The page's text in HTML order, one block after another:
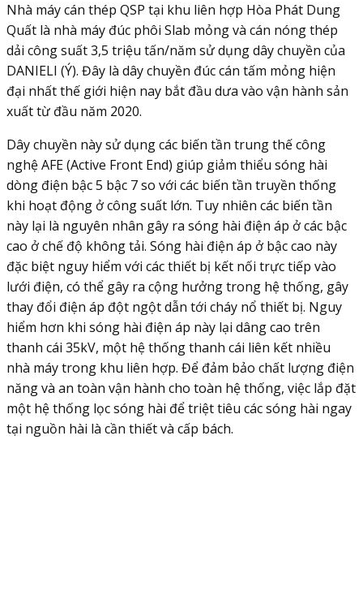
Nhà máy cán thép QSP tại khu liên hợp Hòa Phát Dung
Quất là nhà máy đúc phôi Slab mỏng và cán nóng thép
dải công suất 3,5 triệu tấn/năm sử dụng dây chuyền của
DANIELI (Ý). Đây là dây chuyền đúc cán tấm mỏng hiện
đại nhất thế giới hiện nay bắt đầu dưa vào vận hành sản
xuất từ đầu năm 2020.
Dây chuyền này sử dụng các biến tần trung thế công
nghệ AFE (Active Front End) giúp giảm thiểu sóng hài
dòng điện bậc 5 bậc 7 so với các biến tần truyền thống
khi hoạt động ở công suất lớn. Tuy nhiên các biến tần
này lại là nguyên nhân gây ra sóng hài điện áp ở các bậc
cao ở chế độ không tải. Sóng hài điện áp ở bậc cao này
đặc biệt nguy hiểm với các thiết bị kết nối trực tiếp vào
lưới điện, có thể gây ra cộng hưởng trong hệ thống, gây
thay đổi điện áp đột ngột dẫn tới cháy nổ thiết bị. Nguy
hiểm hơn khi sóng hài điện áp này lại dâng cao trên
thanh cái 35kV, một hệ thống thanh cái liên kết nhiều
nhà máy trong khu liên hợp. Để đảm bảo chất lượng điện
năng và an toàn vận hành cho toàn hệ thống, việc lắp đặt
một hệ thống lọc sóng hài để triệt tiêu các sóng hài ngay
tại nguồn hài là cần thiết và cấp bách.